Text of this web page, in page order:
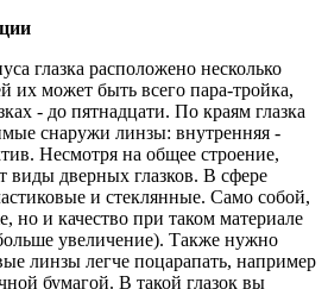
глазка расположено несколько
их может быть всего пара-тройка,
- до пятнадцати. По краям глазка
снаружи линзы: внутренняя -
Несмотря на общее строение,
виды дверных глазков. В сфере
и стеклянные. Само собой,
но и качество при таком материале
увеличение). Также нужно
линзы легче поцарапать, например
бумагой. В такой глазок вы